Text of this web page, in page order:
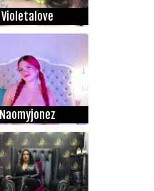
Violetalove
Naomyjonez